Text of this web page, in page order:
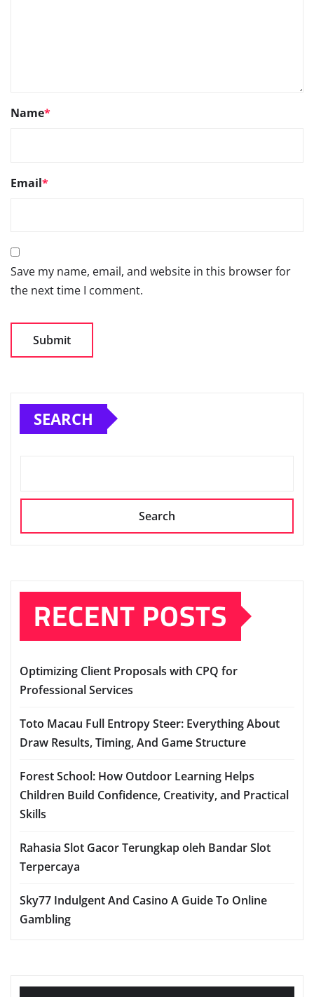
Name*
Email*
Save my name, email, and website in this browser for
the next time I comment.
SEARCH
Search
RECENT POSTS
Optimizing Client Proposals with CPQ for
Professional Services
Toto Macau Full Entropy Steer: Everything About
Draw Results, Timing, And Game Structure
Forest School: How Outdoor Learning Helps
Children Build Confidence, Creativity, and Practical
Skills
Rahasia Slot Gacor Terungkap oleh Bandar Slot
Terpercaya
Sky77 Indulgent And Casino A Guide To Online
Gambling